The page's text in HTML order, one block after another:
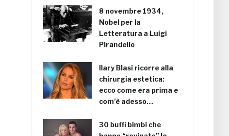
8 novembre 1934,
Nobel per la
Letteratura a Luigi
Pirandello
Ilary Blasi ricorre alla
chirurgia estetica:
ecco come era prima e
com’è adesso…
30 buffi bimbi che